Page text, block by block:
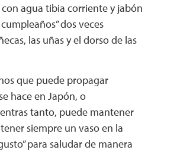
agua tibia corriente y jabón
dos veces
las uñas y el dorso de las
que puede propagar
hace en Japón, o
tanto, puede mantener
siempre un vaso en la
para saludar de manera